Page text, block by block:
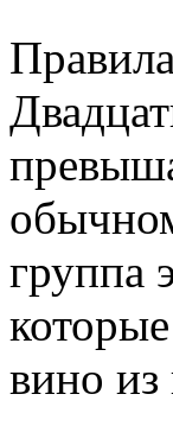
группа
вино из